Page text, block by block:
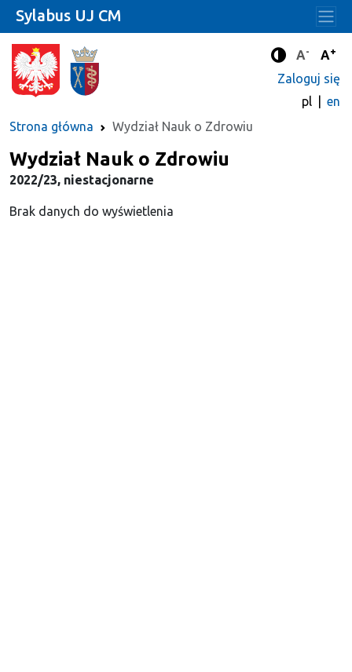
Tryb
A- A+
Zaloguj się
pl
en
Strona główna
Wydział Nauk o Zdrowiu
Sylabus UJ CM
Wydział Nauk o Zdrowiu
2022/23, niestacjonarne
Brak danych do wyświetlenia